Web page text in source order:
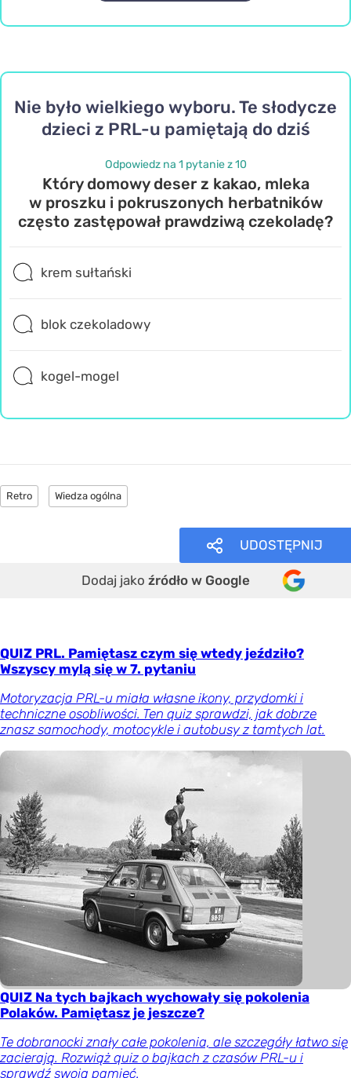
Nie było wielkiego wyboru. Te słodycze
dzieci z PRL-u pamiętają do dziś
Odpowiedz na 1 pytanie z 10
Który domowy deser z kakao, mleka
w proszku i pokruszonych herbatników
często zastępował prawdziwą czekoladę?
krem sułtański
blok czekoladowy
kogel-mogel
Retro Wiedza ogólna
UDOSTĘPNIJ
Dodaj jako źródło w Google
QUIZ PRL. Pamiętasz czym się wtedy jeździło?
Wszyscy mylą się w 7. pytaniu
Motoryzacja PRL-u miała własne ikony, przydomki i
techniczne osobliwości. Ten quiz sprawdzi, jak dobrze
znasz samochody, motocykle i autobusy z tamtych lat.
QUIZ Na tych bajkach wychowały się pokolenia
Polaków. Pamiętasz je jeszcze?
Te dobranocki znały całe pokolenia, ale szczegóły łatwo się
zacierają. Rozwiąż quiz o bajkach z czasów PRL-u i
sprawdź swoją pamięć.